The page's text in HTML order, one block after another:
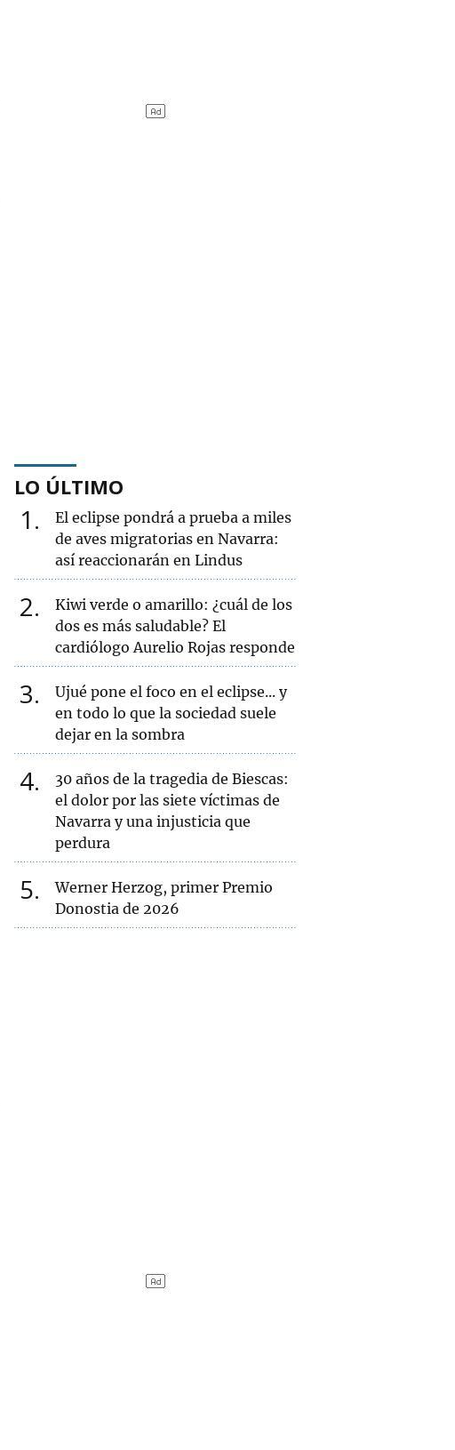
LO ÚLTIMO
1
El eclipse pondrá a prueba a miles
de aves migratorias en Navarra:
así reaccionarán en Lindus
2
Kiwi verde o amarillo: ¿cuál de los
dos es más saludable? El
cardiólogo Aurelio Rojas responde
3
Ujué pone el foco en el eclipse... y
en todo lo que la sociedad suele
dejar en la sombra
4
30 años de la tragedia de Biescas:
el dolor por las siete víctimas de
Navarra y una injusticia que
perdura
5
Werner Herzog, primer Premio
Donostia de 2026